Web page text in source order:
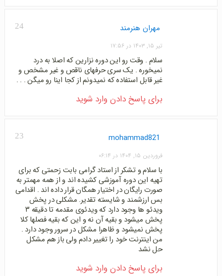
24 مهران هنرمند
تیر ۱۵, ۱۴۰۳ در ۱۷:۵۶
سلام . وقت رو این دوره نزارین که اصلا به درد
نمیخوره . یک سری حرفهای ناقص و غیر مشخص و
غیر قابل استفاده که نمیدونم از کجا اینا رو میگن . . .
برای پاسخ دادن وارد شوید
23 mohammad821
فروردین ۱۵, ۱۴۰۴ در ۰۶:۱۴
با سلام و تشکر از استاد گرامی بابت زحمتی که برای
تهیه این دوره آموزشی کشیده اند و از همه مهمتر به
صورت رایگان در اختیار همگان قرار داده اند . اقدامی
بس ارزشمند و شایسته تقدیر. مشکلی در پخش
ویدئو ها وجود دارد که ویدئوی مقدمه تا دقیقه ۳
پخش میشود و بقیه آن نه و این که بقیه فصلها کلا
پخش نمیشود و ظاهرا مشکل در سرور وجود دارد .
من اینترنت خود را تغییر دادم ولی باز هم مشکل
حل نشد
برای پاسخ دادن وارد شوید